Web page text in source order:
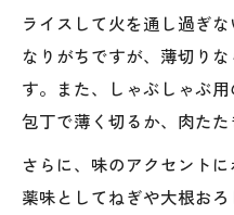
ライスして火を通し過ぎ
なりがちですが、薄切り
す。また、しゃぶしゃぶ用
包丁で薄く切るか、肉たた
さらに、味のアクセントに
薬味としてねぎや大根お